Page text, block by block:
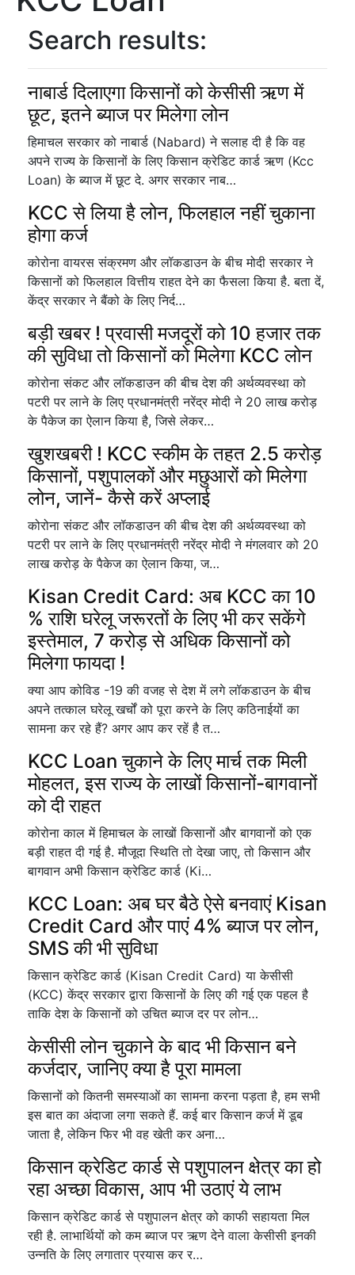
Search results:
नाबार्ड दिलाएगा किसानों को केसीसी ऋण में
छूट, इतने ब्याज पर मिलेगा लोन
हिमाचल सरकार को नाबार्ड (Nabard) ने सलाह दी है कि वह
अपने राज्य के किसानों के लिए किसान क्रेडिट कार्ड ऋण (Kcc
Loan) के ब्याज में छूट दे. अगर सरकार नाब…
KCC से लिया है लोन, फिलहाल नहीं चुकाना
होगा कर्ज
कोरोना वायरस संक्रमण और लॉकडाउन के बीच मोदी सरकार ने
किसानों को फिलहाल वित्तीय राहत देने का फैसला किया है. बता दें,
केंद्र सरकार ने बैंको के लिए निर्द…
बड़ी खबर ! प्रवासी मजदूरों को 10 हजार तक
की सुविधा तो किसानों को मिलेगा KCC लोन
कोरोना संकट और लॉकडाउन की बीच देश की अर्थव्यवस्था को
पटरी पर लाने के लिए प्रधानमंत्री नरेंद्र मोदी ने 20 लाख करोड़
के पैकेज का ऐलान किया है, जिसे लेकर…
खुशखबरी ! KCC स्कीम के तहत 2.5 करोड़
किसानों, पशुपालकों और मछुआरों को मिलेगा
लोन, जानें- कैसे करें अप्लाई
कोरोना संकट और लॉकडाउन की बीच देश की अर्थव्यवस्था को
पटरी पर लाने के लिए प्रधानमंत्री नरेंद्र मोदी ने मंगलवार को 20
लाख करोड़ के पैकेज का ऐलान किया, ज…
Kisan Credit Card: अब KCC का 10
% राशि घरेलू जरूरतों के लिए भी कर सकेंगे
इस्तेमाल, 7 करोड़ से अधिक किसानों को
मिलेगा फायदा !
क्या आप कोविड -19 की वजह से देश में लगे लॉकडाउन के बीच
अपने तत्काल घरेलू खर्चों को पूरा करने के लिए कठिनाईयों का
सामना कर रहे हैं? अगर आप कर रहें है त…
KCC Loan चुकाने के लिए मार्च तक मिली
मोहलत, इस राज्य के लाखों किसानों-बागवानों
को दी राहत
कोरोना काल में हिमाचल के लाखों किसानों और बागवानों को एक
बड़ी राहत दी गई है. मौजूदा स्थिति तो देखा जाए, तो किसान और
बागवान अभी किसान क्रेडिट कार्ड (Ki…
KCC Loan: अब घर बैठे ऐसे बनवाएं Kisan
Credit Card और पाएं 4% ब्याज पर लोन,
SMS की भी सुविधा
किसान क्रेडिट कार्ड (Kisan Credit Card) या केसीसी
(KCC) केंद्र सरकार द्वारा किसानों के लिए की गई एक पहल है
ताकि देश के किसानों को उचित ब्याज दर पर लोन…
केसीसी लोन चुकाने के बाद भी किसान बने
कर्जदार, जानिए क्या है पूरा मामला
किसानों को कितनी समस्याओं का सामना करना पड़ता है, हम सभी
इस बात का अंदाजा लगा सकते हैं. कई बार किसान कर्ज में डूब
जाता है, लेकिन फिर भी वह खेती कर अना…
किसान क्रेडिट कार्ड से पशुपालन क्षेत्र का हो
रहा अच्छा विकास, आप भी उठाएं ये लाभ
किसान क्रेडिट कार्ड से पशुपालन क्षेत्र को काफी सहायता मिल
रही है. लाभार्थियों को कम ब्याज पर ऋण देने वाला केसीसी इनकी
उन्नति के लिए लगातार प्रयास कर र…